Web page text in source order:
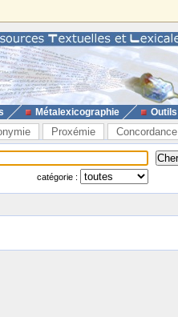
Métalexicographie Outils
Proxémie Concordance
catégorie :